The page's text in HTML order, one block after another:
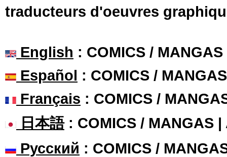
traducteurs d'oeuvres
English : COMICS /
Español : COMICS /
Français : COMICS /
日本語: COMICS / MANGAS |
Русский : COMICS /